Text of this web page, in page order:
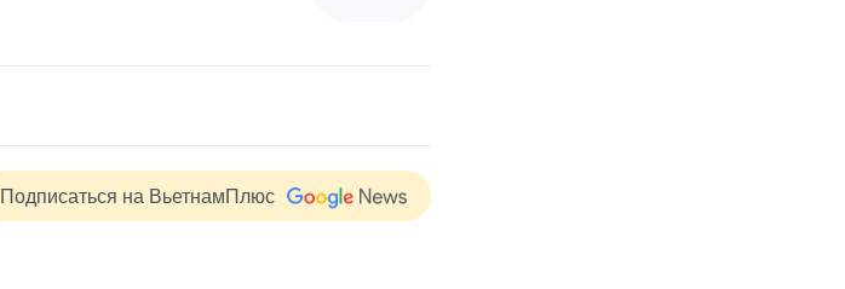
Подписаться на ВьетнамПлюс